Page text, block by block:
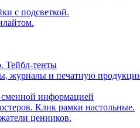
с подсветкой.
Тейбл-тенты
журналы и печатную
сменной информацией
Клик рамки настольные.
ценников.